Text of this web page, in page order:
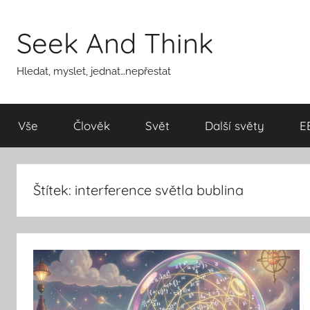
obsahu
Seek And Think
Hledat, myslet, jednat…nepřestat
Vše Člověk Svět Další světy
Štítek: interference světla bublina